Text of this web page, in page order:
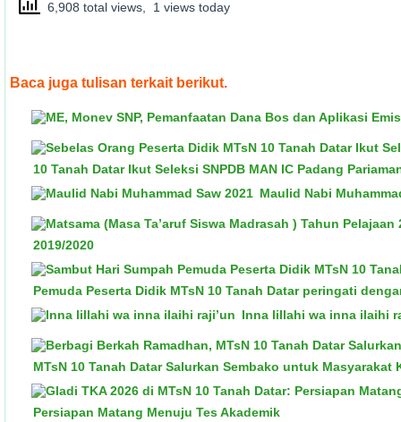
6,908 total views, 1 views today
Baca juga tulisan terkait berikut.
10 Tanah Datar Ikut Seleksi SNPDB MAN IC Padang
Maulid Nabi
2019/2020
Pemuda Peserta Didik MTsN 10 Tanah Datar peringati
Inna lillahi wa inna ilaihi
MTsN 10 Tanah Datar Salurkan Sembako untuk Masyarakat
Persiapan Matang Menuju Tes Akademik